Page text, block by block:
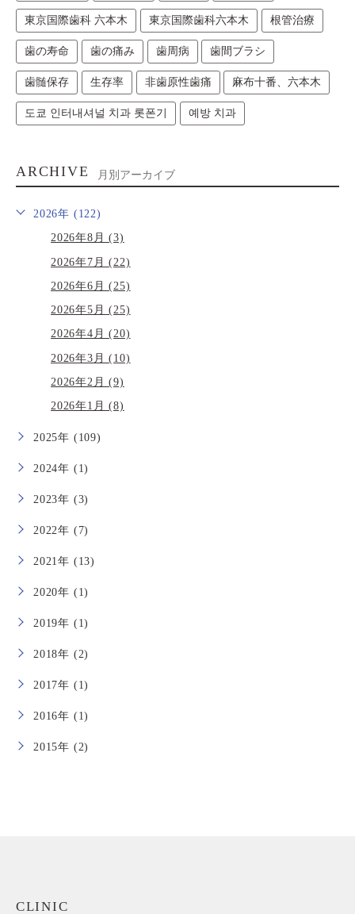
東京国際歯科 六本木 東京国際歯科六本木 根管治療
歯の寿命 歯の痛み 歯周病 歯間ブラシ
歯髄保存 生存率 非歯原性歯痛 麻布十番、六本木
도쿄 인터내셔널 치과 롯폰기 예방 치과
ARCHIVE 月別アーカイブ
2026年 (122)
2026年8月 (3)
2026年7月 (22)
2026年6月 (25)
2026年5月 (25)
2026年4月 (20)
2026年3月 (10)
2026年2月 (9)
2026年1月 (8)
2025年 (109)
2024年 (1)
2023年 (3)
2022年 (7)
2021年 (13)
2020年 (1)
2019年 (1)
2018年 (2)
2017年 (1)
2016年 (1)
2015年 (2)
CLINIC